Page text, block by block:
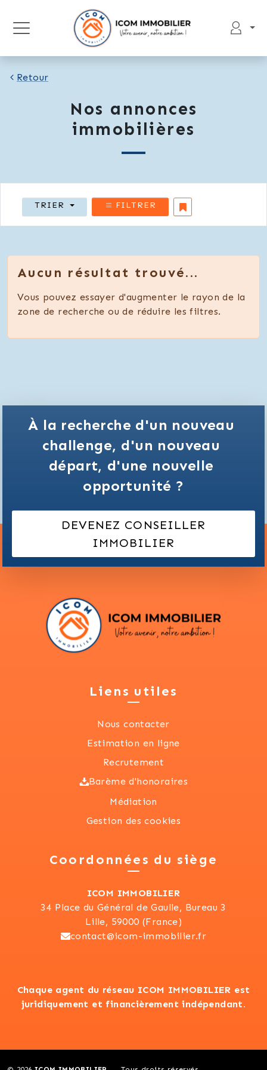
Retour
Nos annonces
immobilières
TRIER FILTRER
Aucun résultat trouvé...
Vous pouvez essayer d'augmenter le rayon de la
zone de recherche ou de réduire les filtres.
À la recherche d'un nouveau
challenge, d'un nouveau
départ, d'une nouvelle
opportunité ?
DEVENEZ CONSEILLER
IMMOBILIER
Liens utiles
Nous contacter
Estimation en ligne
Recrutement
Barème d'honoraires
Médiation
Gestion des cookies
Coordonnées du siège
ICOM IMMOBILIER
34 Place du Général de Gaulle, Bureau 3
Lille, 59000 (France)
contact@icom-immobilier.fr
Chaque agent du réseau ICOM IMMOBILIER est
juridiquement et financièrement indépendant.